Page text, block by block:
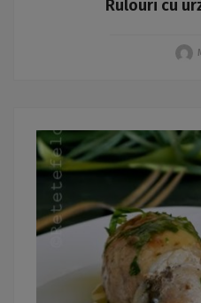
Rulouri cu